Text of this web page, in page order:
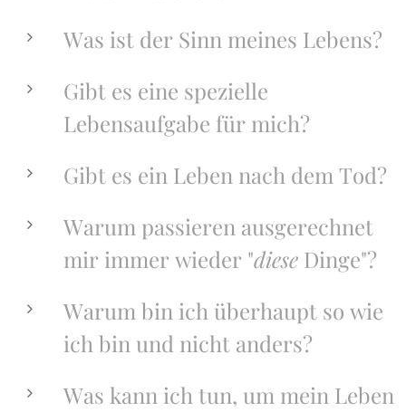
Was ist der Sinn meines Lebens?
Gibt es eine spezielle
Lebensaufgabe für mich?
Gibt es ein Leben nach dem Tod?
Warum passieren ausgerechnet
mir immer wieder "diese Dinge"?
Warum bin ich überhaupt so wie
ich bin und nicht anders?
Was kann ich tun, um mein Leben